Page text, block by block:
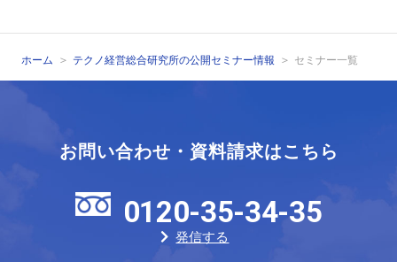
ホーム テクノ経営総合研究所の公開セミナー情報 セミナー一覧
お問い合わせ・資料請求はこちら
0120-35-34-35
発信する